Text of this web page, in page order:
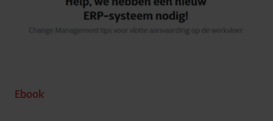
Ebook